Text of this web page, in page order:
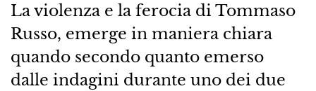
La violenza e la ferocia di Tommaso
Russo, emerge in maniera chiara
quando secondo quanto emerso
dalle indagini durante uno dei due